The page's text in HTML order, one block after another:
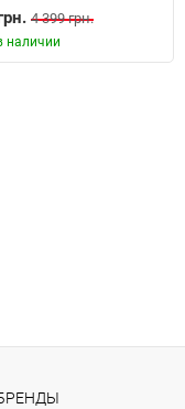
4 399 грн.
наличии